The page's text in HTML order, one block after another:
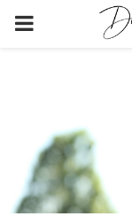
PRIMARY